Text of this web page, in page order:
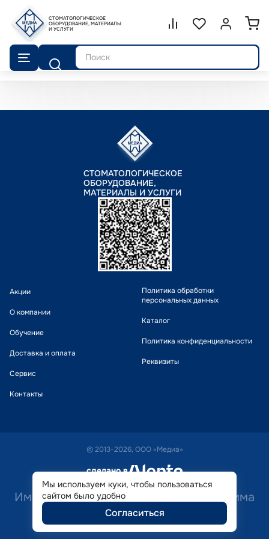
СТОМАТОЛОГИЧЕСКОЕ
ОБОРУДОВАНИЕ, МАТЕРИАЛЫ
И УСЛУГИ
Сравнение.
СписокВойти или
Поиск
СТОМАТОЛОГИЧЕСКОЕ
ОБОРУДОВАНИЕ,
МАТЕРИАЛЫ И УСЛУГИ
Акции
О компании
Обучение
Доставка и оплата
Сервис
Контакты
Политика обработки
персональных данных
Каталог
Политика конфиденциальности
Реквизиты
© 2013-2026, ООО «Медиа»
сделано в alente
Имеются противопоказания. Необходима
консультация специалиста.
Мы используем куки, чтобы пользоваться
сайтом было удобно
Согласиться